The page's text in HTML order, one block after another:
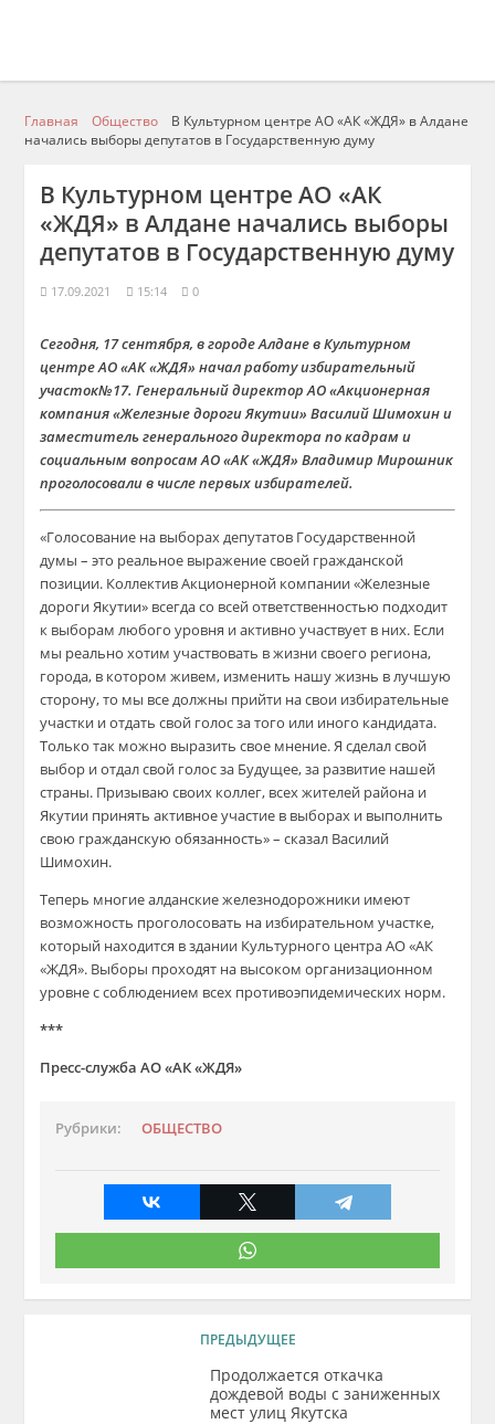
Главная Общество
В Культурном центре АО «АК «ЖДЯ» в Алдане
начались выборы депутатов в Государственную думу
В Культурном центре АО «АК
«ЖДЯ» в Алдане начались выборы
депутатов в Государственную думу
17.09.2021 15:14 0
Сегодня, 17 сентября, в городе Алдане в Культурном
центре АО «АК «ЖДЯ» начал работу избирательный
участок№17. Генеральный директор АО «Акционерная
компания «Железные дороги Якутии» Василий Шимохин и
заместитель генерального директора по кадрам и
социальным вопросам АО «АК «ЖДЯ» Владимир Мирошник
проголосовали в числе первых избирателей.
«Голосование на выборах депутатов Государственной
думы – это реальное выражение своей гражданской
позиции. Коллектив Акционерной компании «Железные
дороги Якутии» всегда со всей ответственностью подходит
к выборам любого уровня и активно участвует в них. Если
мы реально хотим участвовать в жизни своего региона,
города, в котором живем, изменить нашу жизнь в лучшую
сторону, то мы все должны прийти на свои избирательные
участки и отдать свой голос за того или иного кандидата.
Только так можно выразить свое мнение. Я сделал свой
выбор и отдал свой голос за Будущее, за развитие нашей
страны. Призываю своих коллег, всех жителей района и
Якутии принять активное участие в выборах и выполнить
свою гражданскую обязанность» – сказал Василий
Шимохин.
Теперь многие алданские железнодорожники имеют
возможность проголосовать на избирательном участке,
который находится в здании Культурного центра АО «АК
«ЖДЯ». Выборы проходят на высоком организационном
уровне с соблюдением всех противоэпидемических норм.
***
Пресс-служба АО «АК «ЖДЯ»
Рубрики: ОБЩЕСТВО
ПРЕДЫДУЩЕЕ
Продолжается откачка
дождевой воды с заниженных
мест улиц Якутска